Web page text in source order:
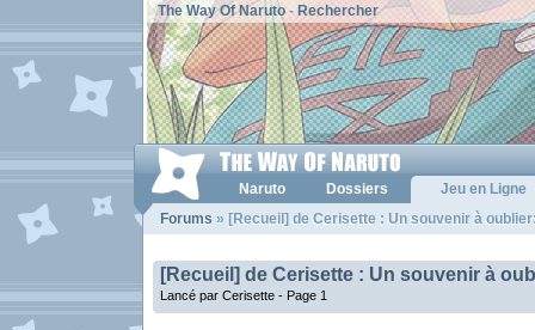
The Way Of Naruto- Rechercher
Naruto Dossiers
Jeu en Ligne
Forums » [Recueil] de Cerisette : Un souvenir à
[Recueil] de Cerisette : Un souvenir à
Lancé par Cerisette - Page 1